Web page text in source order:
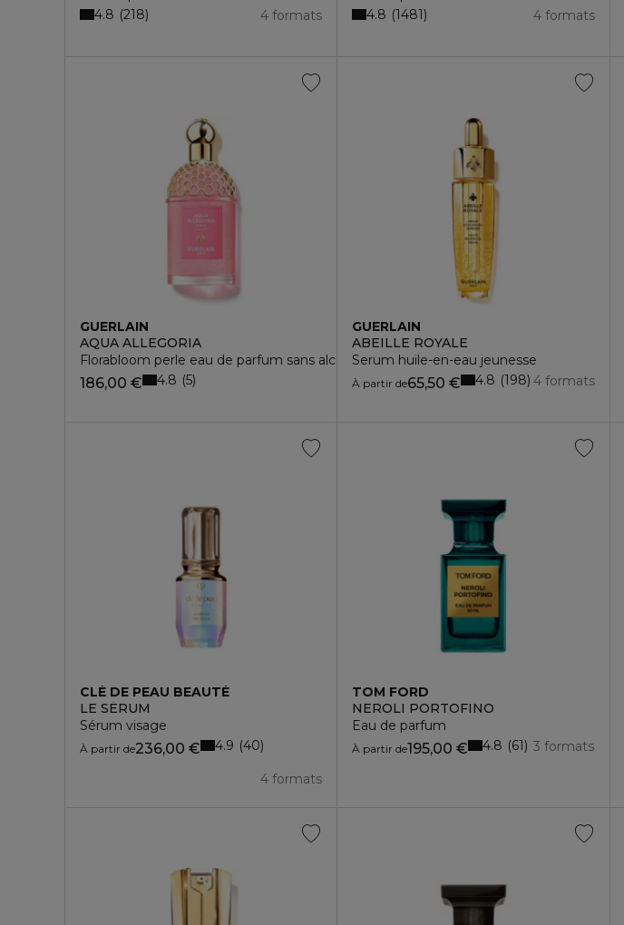
4 formats
4.8 218 4 formats
4.8 1481
GUERLAIN
AQUA ALLEGORIA
Florabloom perle eau de parfum sans alcool
186,00 € 4.8 5
GUERLAIN
ABEILLE ROYALE
Serum huile-en-eau jeunesse
À partir de65,50 € 4 formats
4.8 198
CLÉ DE PEAU BEAUTÉ
LE SÉRUM
Sérum visage
À partir de236,00 €
4 formats
4.9 40
TOM FORD
NEROLI PORTOFINO
Eau de parfum
À partir de195,00 € 3 formats
4.8 61